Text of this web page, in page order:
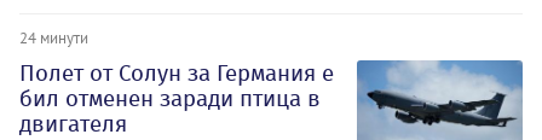
24 минути
Полет от Солун за Германия е
бил отменен заради птица в
двигателя